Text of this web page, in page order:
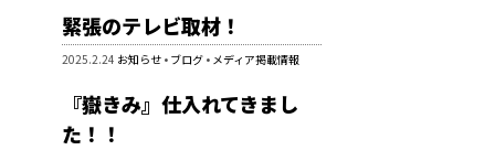
緊張のテレビ取材！
2025.2.24 お知らせ • ブログ • メディア掲載情報
『嶽きみ』仕入れてきまし
た！！